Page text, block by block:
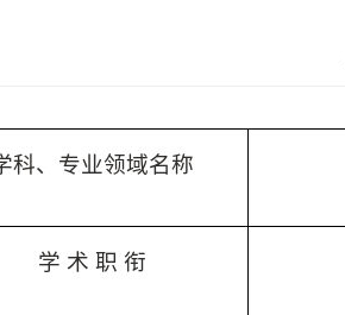
科、专业领域名称
学 术 职 衔